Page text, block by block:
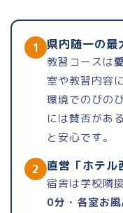
1 県内随一の最
教習コースは
室や教習内容
環境でのびの
には賛否があ
と安心です。
2 直営「ホテル
宿舎は学校隣
0分・各室お風